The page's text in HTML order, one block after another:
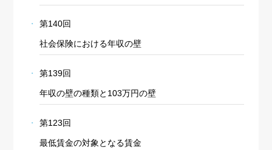
第140回
社会保険における年収の壁
第139回
年収の壁の種類と103万円の壁
第123回
最低賃金の対象となる賃金